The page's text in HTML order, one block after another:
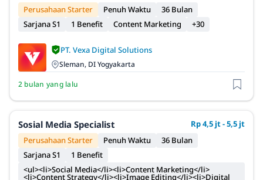
Perusahaan Starter
Penuh Waktu
36 Bulan
Sarjana S1
1 Benefit Content Marketing +30
PT. Vexa Digital Solutions
Sleman, DI Yogyakarta
2 bulan yang lalu
Sosial Media Specialist
Rp 4,5 jt - 5,5 jt
Perusahaan Starter
Penuh Waktu
36 Bulan
Sarjana S1
1 Benefit
<ul><li>Social Media</li><li>Content Marketing</li>
<li>Content Strategy</li><li>Image Editing</li><li>Digital